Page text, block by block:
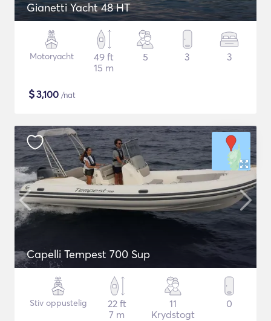
Gianetti Yacht 48 HT
Motoryacht
49 ft
15 m
5 3 3
$3,100 /nat
Capelli Tempest 700 Sup
Stiv oppustelig
22 ft
7 m
11
Krydstogt
0